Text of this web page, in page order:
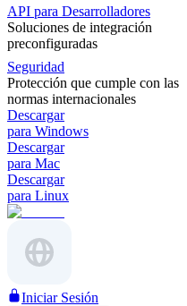
API para Desarrolladores
Soluciones de integración
preconfiguradas
Seguridad
Protección que cumple con las
normas internacionales
Descargar
para Windows
Descargar
para Mac
Descargar
para Linux
Iniciar Sesión